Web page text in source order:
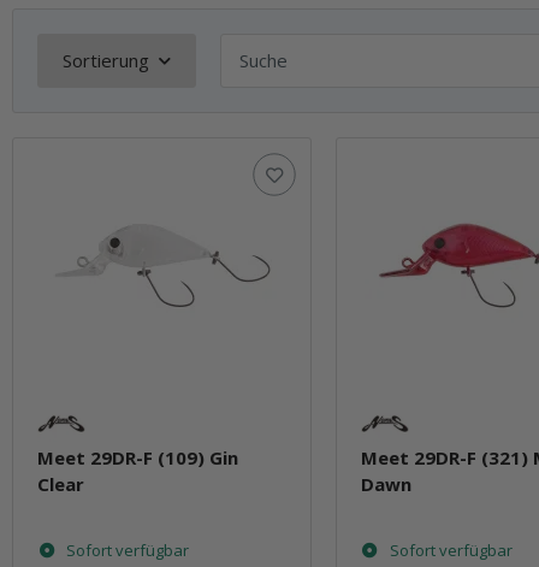
Sortierung
Meet 29DR-F (109) Gin
Clear
Sofort verfügbar
Meet 29DR-F (321)
Dawn
Sofort verfügbar